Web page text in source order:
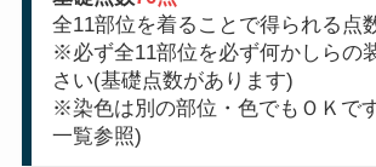
全11部位を着ることで得られる点
※必ず全11部位を必ず何かしらの
さい(基礎点数があります)
※染色は別の部位・色でもＯＫで
一覧参照)